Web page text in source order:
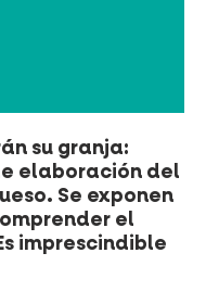
su granja:
elaboración del
Se exponen
el
imprescindible